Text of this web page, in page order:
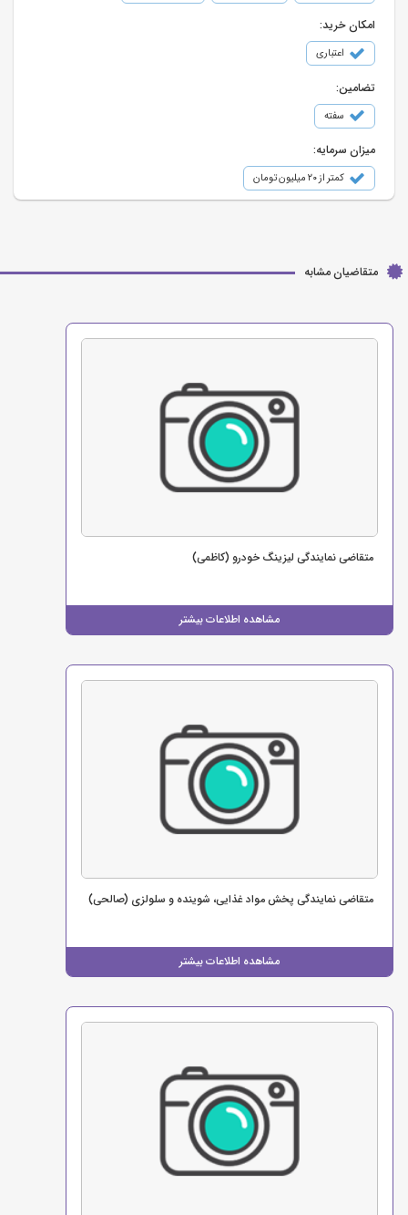
امکان خرید:
اعتباری
تضامین:
سفته
میزان سرمایه:
کمتر از ۲۰ میلیون تومان
متقاضیان مشابه
مشاهده اطلاعات بیشتر
متقاضی نمایندگی لیزینگ خودرو (کاظمی)
مشاهده اطلاعات بیشتر
متقاضی نمایندگی پخش مواد غذایی، شوینده و سلولزی (صالحی)